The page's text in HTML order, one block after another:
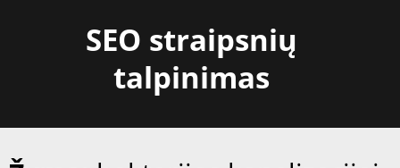
SEO straipsnių
talpinimas